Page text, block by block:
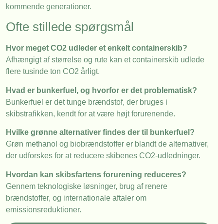
kommende generationer.
Ofte stillede spørgsmål
Hvor meget CO2 udleder et enkelt containerskib?
Afhængigt af størrelse og rute kan et containerskib udlede
flere tusinde ton CO2 årligt.
Hvad er bunkerfuel, og hvorfor er det problematisk?
Bunkerfuel er det tunge brændstof, der bruges i
skibstrafikken, kendt for at være højt forurenende.
Hvilke grønne alternativer findes der til bunkerfuel?
Grøn methanol og biobrændstoffer er blandt de alternativer,
der udforskes for at reducere skibenes CO2-udledninger.
Hvordan kan skibsfartens forurening reduceres?
Gennem teknologiske løsninger, brug af renere
brændstoffer, og internationale aftaler om
emissionsreduktioner.